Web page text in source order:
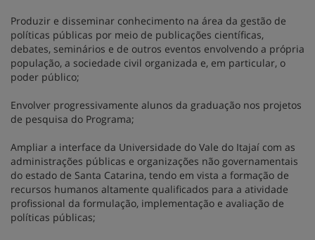
Produzir e disseminar conhecimento na área da gestão de
políticas públicas por meio de publicações científicas,
debates, seminários e de outros eventos envolvendo a própria
população, a sociedade civil organizada e, em particular, o
poder público;
Envolver progressivamente alunos da graduação nos projetos
de pesquisa do Programa;
Ampliar a interface da Universidade do Vale do Itajaí com as
administrações públicas e organizações não governamentais
do estado de Santa Catarina, tendo em vista a formação de
recursos humanos altamente qualificados para a atividade
profissional da formulação, implementação e avaliação de
políticas públicas;